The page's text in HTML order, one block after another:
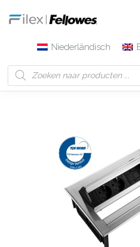
Niederländisch
Steckdosen + 1